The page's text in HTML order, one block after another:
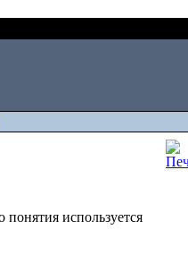
понятия используется